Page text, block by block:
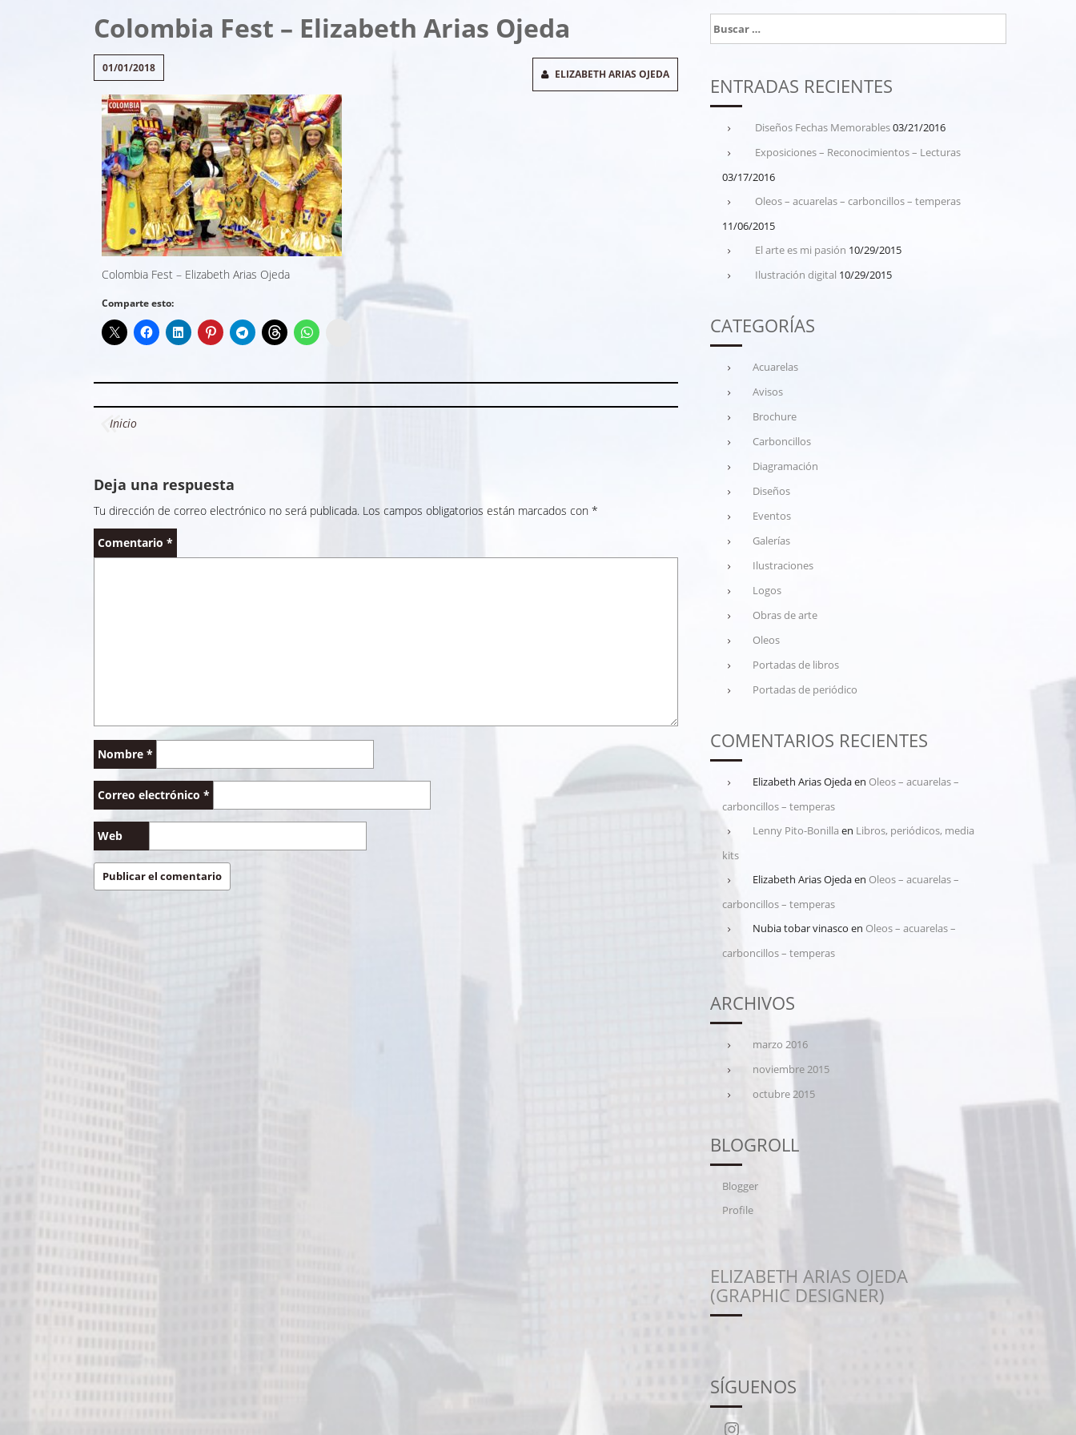
Colombia Fest – Elizabeth Arias Ojeda
01/01/2018 ELIZABETH ARIAS OJEDA
Colombia Fest – Elizabeth Arias Ojeda
Comparte esto:
Navegación
entradas
Inicio
Deja una respuesta
Tu dirección de correo electrónico no será publicada. Los campos obligatorios están marcados con *
Comentario *
Nombre *
Correo electrónico *
Web
Buscar:
ENTRADAS RECIENTES
Diseños Fechas Memorables03/21/2016
Exposiciones – Reconocimientos – Lecturas
03/17/2016
Oleos – acuarelas – carboncillos – temperas
11/06/2015
El arte es mi pasión 10/29/2015
Ilustración digital 10/29/2015
CATEGORÍAS
Acuarelas
Avisos
Brochure
Carboncillos
Diagramación
Diseños
Eventos
Galerías
Ilustraciones
Logos
Obras de arte
Oleos
Portadas de libros
Portadas de periódico
COMENTARIOS RECIENTES
Elizabeth Arias Ojedaen Oleos – acuarelas –
carboncillos – temperas
Lenny Pito-Bonilla en Libros, periódicos, media
kits
Elizabeth Arias Ojedaen Oleos – acuarelas –
carboncillos – temperas
Nubia tobar vinasco en Oleos – acuarelas –
carboncillos – temperas
ARCHIVOS
marzo 2016
noviembre 2015
octubre 2015
BLOGROLL
Blogger
Profile
ELIZABETH ARIAS OJEDA
(GRAPHIC DESIGNER)
SÍGUENOS
Instagram